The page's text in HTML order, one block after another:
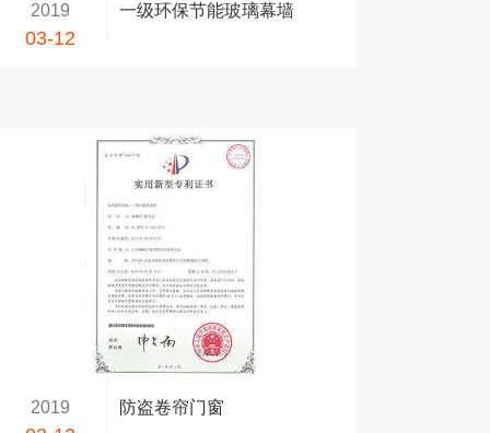
2019
03-12
一级环保节能玻璃幕墙
2019 防盗卷帘门窗